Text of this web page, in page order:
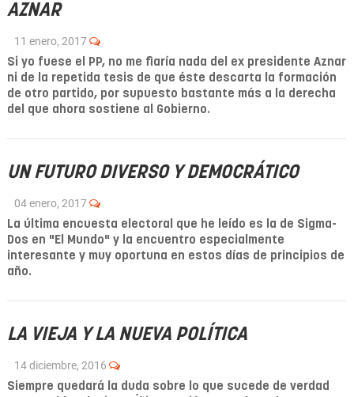
AZNAR
11 enero, 2017
Si yo fuese el PP, no me fiaría nada del ex presidente Aznar
ni de la repetida tesis de que éste descarta la formación
de otro partido, por supuesto bastante más a la derecha
del que ahora sostiene al Gobierno.
UN FUTURO DIVERSO Y DEMOCRÁTICO
04 enero, 2017
La última encuesta electoral que he leído es la de Sigma-
Dos en "El Mundo" y la encuentro especialmente
interesante y muy oportuna en estos días de principios de
año.
LA VIEJA Y LA NUEVA POLÍTICA
14 diciembre, 2016
Siempre quedará la duda sobre lo que sucede de verdad